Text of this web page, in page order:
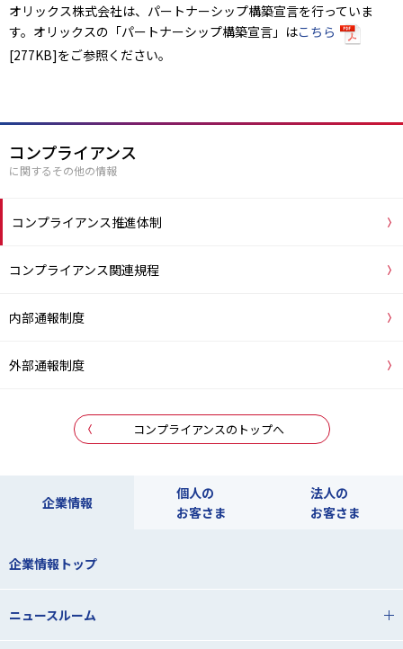
オリックス株式会社は、パートナーシップ構築宣言を行っていま
す。オリックスの「パートナーシップ構築宣言」はこちら
[277KB]をご参照ください。
コンプライアンス
に関するその他の情報
コンプライアンス推進体制
コンプライアンス関連規程
内部通報制度
外部通報制度
コンプライアンスのトップへ
企業情報
個人の
お客さま
法人の
お客さま
企業情報トップ
ニュースルーム